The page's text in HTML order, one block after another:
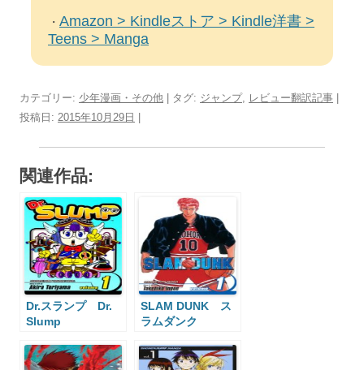
・ Amazon > Kindleストア > Kindle洋書 >
Teens > Manga
カテゴリー: 少年漫画・その他 | タグ: ジャンプ, レビュー翻訳記事
投稿日: 2015年10月29日
関連作品:
Dr.スランプ Dr.
Slump
SLAM DUNK ス
ラムダンク